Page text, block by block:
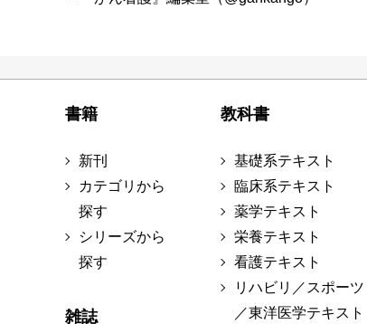
書籍
新刊
カテゴリから
探す
シリーズから
探す
雑誌
教科書
基礎系テキスト
臨床系テキスト
薬学テキスト
栄養テキスト
看護テキスト
リハビリ／スポーツ
／東洋医学テキスト